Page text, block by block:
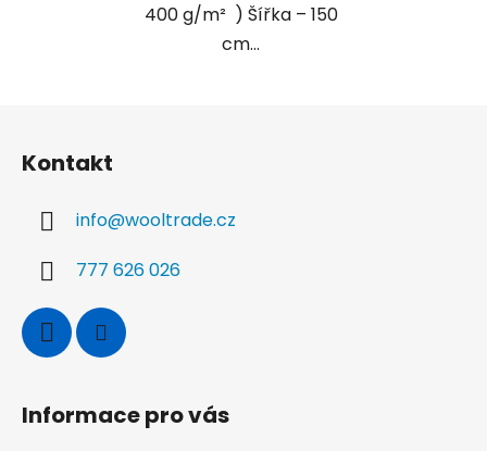
400 g/m² ) Šířka – 150
cm...
Kontakt
info@wooltrade.cz
777 626 026
Informace pro vás